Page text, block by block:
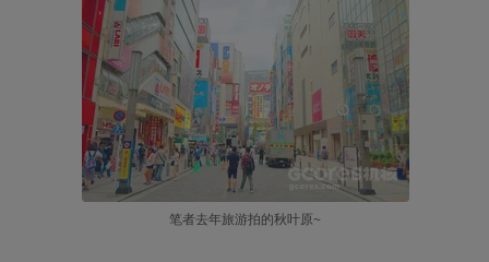
笔者去年旅游拍的秋叶原~